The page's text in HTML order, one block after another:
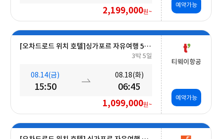
2,199,000원~
예약가능
[오차드로드 위치 호텔]싱가포르 자유여행 5일 #조식포함 #A330대형기종
3박 5일
08.14(금)
15:50
08.18(화)
06:45
1,099,000원~
티웨이항공
예약가능